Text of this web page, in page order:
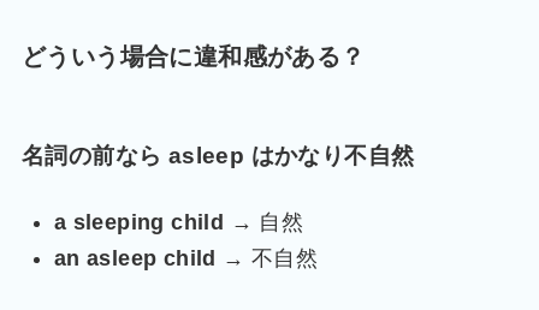
どういう場合に違和感がある？
名詞の前なら asleep はかなり不自然
a sleeping child → 自然
an asleep child → 不自然